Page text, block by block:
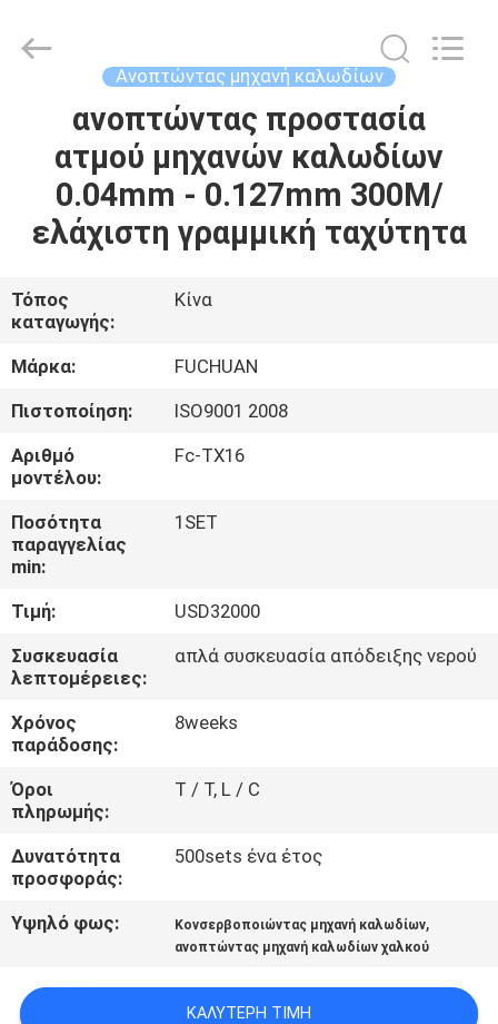
ΣΠΊΤΙ
ΠΡΟΪΌΝΤΑ
ΒΊΝΤΕΟ
ΕΜΦΆΝΙΣΗ
VR
ΣΧΕΤΙΚΆ
ΜΕ
ΕΜΆΣ
ΣΤΟ
ΕΡΓΟΣΤΆΣΙΟ
ΈΛΕΓΧΟΣ
ΠΟΙΌΤΗΤΑΣ
ΕΠΙΚΟΙΝΩΝΉΣΤΕ
ΜΑΖΊ
ΜΑΣ
ΕΙΔΉΣΕΙΣ
and
Mechanical
Ανοπτώντας μηχανή καλωδίων
ανοπτώντας προστασία
ατμού μηχανών καλωδίων
0.04mm - 0.127mm 300M/
ελάχιστη γραμμική ταχύτητα
Τόπος
καταγωγής:
Κίνα
Μάρκα:
FUCHUAN
Πιστοποίηση:
ISO9001 2008
Αριθμό
μοντέλου:
Fc-TX16
Ποσότητα
παραγγελίας
min:
1SET
Τιμή:
USD32000
Συσκευασία
λεπτομέρειες:
απλά συσκευασία απόδειξης νερού
Χρόνος
παράδοσης:
8weeks
Όροι
πληρωμής:
T / T, L / C
Δυνατότητα
προσφοράς:
500sets ένα έτος
Υψηλό φως: Κονσερβοποιώντας μηχανή καλωδίων,
ανοπτώντας μηχανή καλωδίων χαλκού
ΚΑΛΎΤΕΡΗ ΤΙΜΉ